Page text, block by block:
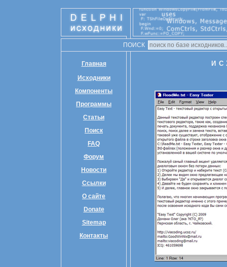
ПОИСК
Главная
Исходники
Компоненты
Программы
Статьи
Поиск
FAQ
Форум
Новости
Ссылки
О сайте
Donate
Sitemap
Контакты